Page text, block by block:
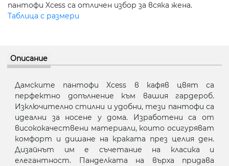
пантофи Xcess са отличен избор за всяка жена.
Таблица с размери
Описание
Дамските пантофи Xcess в кафяв цвят са
перфектно допълнение към вашия гардероб.
Изключително стилни и удобни, тези пантофи са
идеални за носене у дома. Изработени са от
висококачествени материали, които осигуряват
комфорт и дишане на краката през целия ден.
Дизайнът им е съчетание на класика и
елегантност. Панделката на върха придава